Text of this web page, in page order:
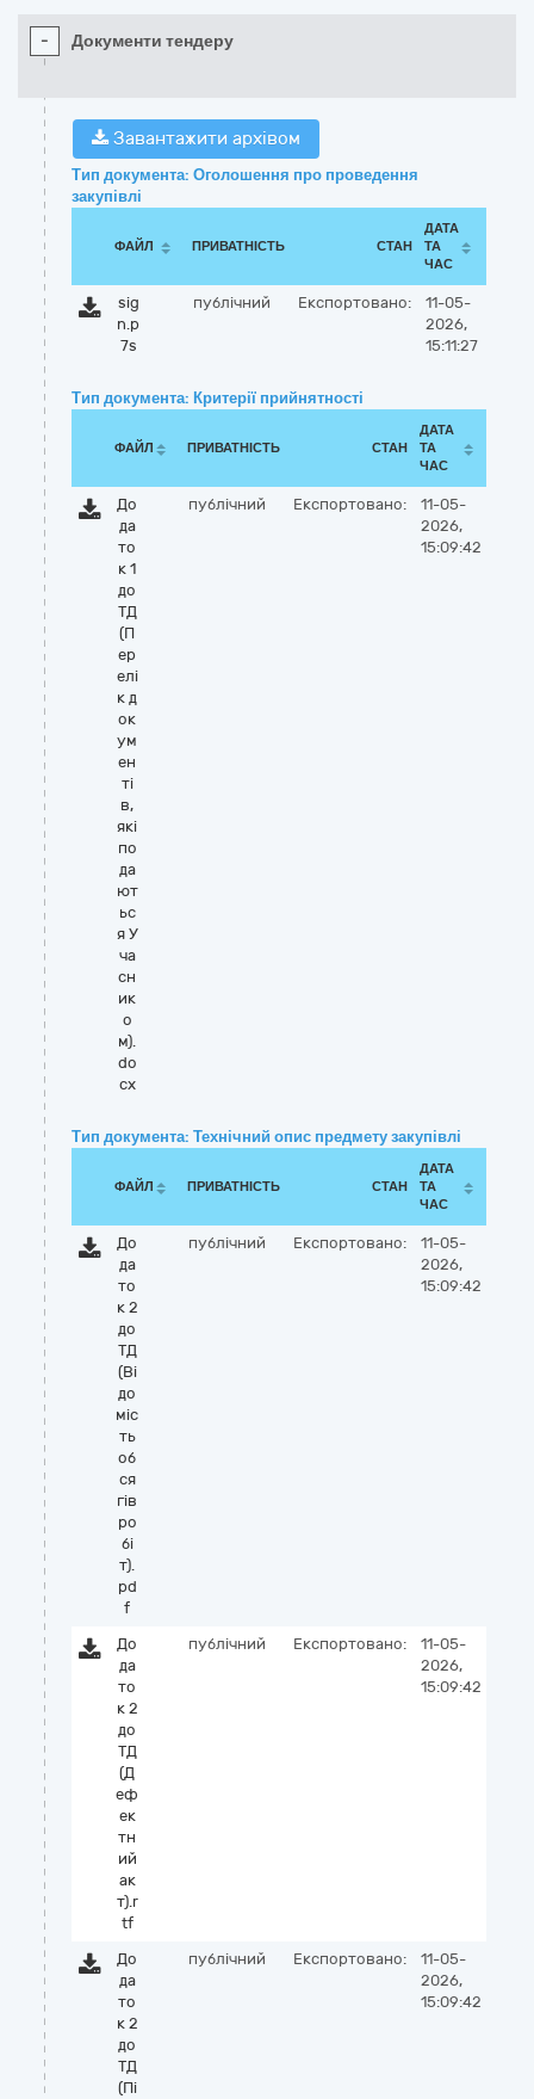
- Документи тендеру
Завантажити архівом
Тип документа: Оголошення про проведення
закупівлі
ФАЙЛ ПРИВАТНІСТЬ СТАН
ДАТА
ТА
ЧАС
sig
n.p
7s
публічний Експортовано:
11-05-
2026,
15:11:27
Тип документа: Критерії прийнятності
ФАЙЛ ПРИВАТНІСТЬ СТАН
ДАТА
ТА
ЧАС
До
да
то
к 1
до
ТД
(П
ер
елі
к д
ок
ум
ен
ті
в,
які
по
да
ют
ьс
я У
ча
сн
ик
о
м).
do
cx
публічний Експортовано:
11-05-
2026,
15:09:42
Тип документа: Технічний опис предмету закупівлі
ФАЙЛ ПРИВАТНІСТЬ СТАН
ДАТА
ТА
ЧАС
До
да
то
к 2
до
ТД
(Ві
до
міс
ть
об
ся
гів
ро
бі
т).
pd
f
публічний Експортовано:
11-05-
2026,
15:09:42
До
да
то
к 2
до
ТД
(Д
еф
ек
тн
ий
ак
т).r
tf
публічний Експортовано:
11-05-
2026,
15:09:42
До
да
то
к 2
до
ТД
(Пі
публічний Експортовано:
11-05-
2026,
15:09:42